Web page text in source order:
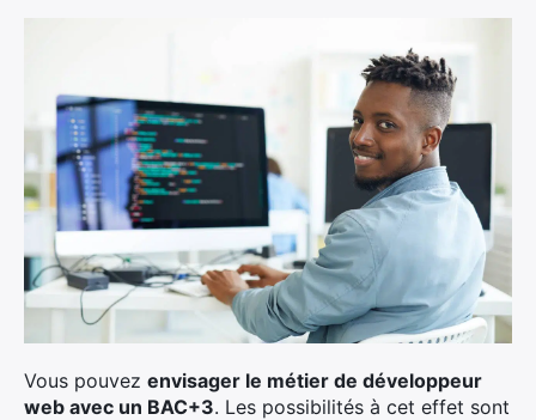
Vous pouvez envisager le métier de développeur
web avec un BAC+3. Les possibilités à cet effet sont